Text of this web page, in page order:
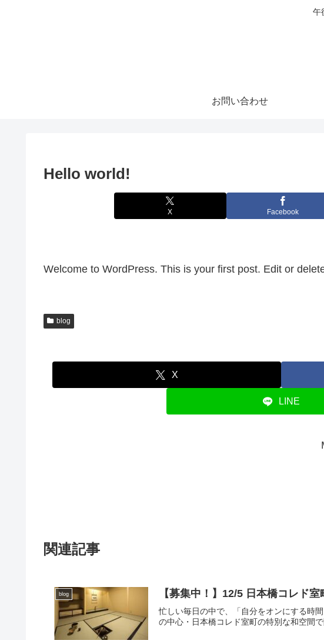
午
お問い合わせ
Hello world!
X Facebook
Welcome to WordPress. This is your first post. Edit or
blog
X
LINE
関連記事
blog 【募集中！】12/5 日本橋コレド
忙しい毎日の中で、「自分をオンにする時
の中心・日本橋コレド室町の特別な和空間